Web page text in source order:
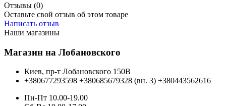
Отзывы (0)
Оставьте свой отзыв об этом товаре
Написать отзыв
Наши магазины
Магазин на Лобановского
Киев, пр-т Лобановского 150В
+380677293598 +380685679328 (вн. 3) +380443562616
Пн-Пт 10.00-19.00